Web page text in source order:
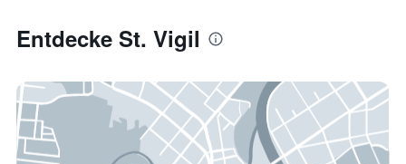
Entdecke St. Vigil